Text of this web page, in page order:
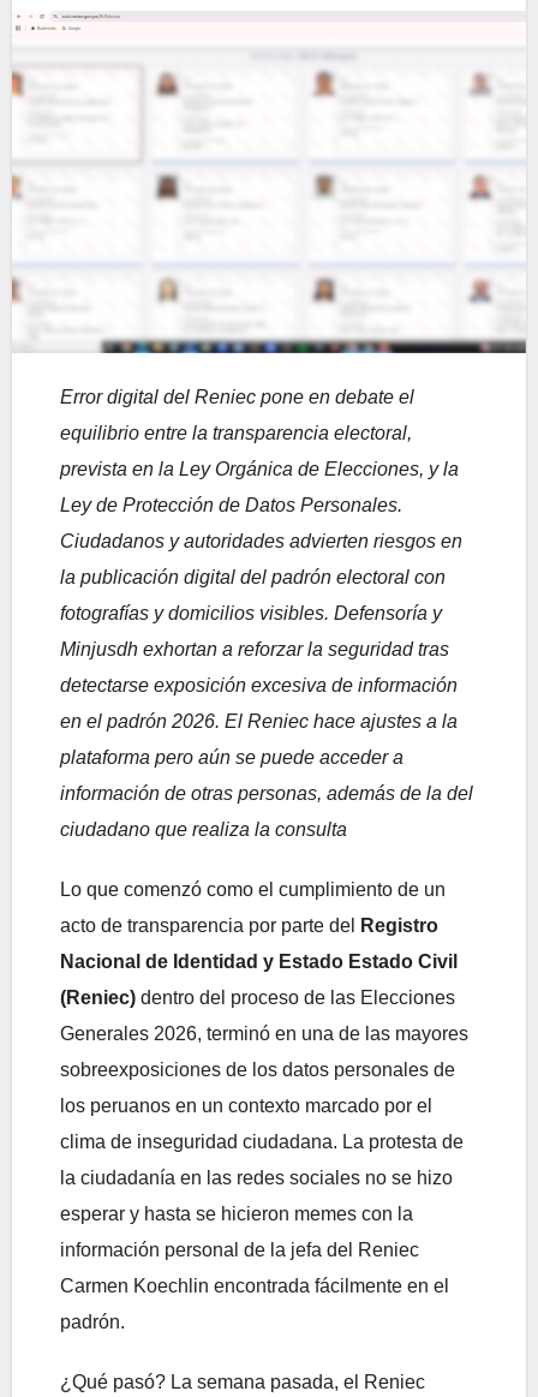
Error digital del Reniec pone en debate el
equilibrio entre la transparencia electoral,
prevista en la Ley Orgánica de Elecciones, y la
Ley de Protección de Datos Personales.
Ciudadanos y autoridades advierten riesgos en
la publicación digital del padrón electoral con
fotografías y domicilios visibles. Defensoría y
Minjusdh exhortan a reforzar la seguridad tras
detectarse exposición excesiva de información
en el padrón 2026. El Reniec hace ajustes a la
plataforma pero aún se puede acceder a
información de otras personas, además de la del
ciudadano que realiza la consulta
Lo que comenzó como el cumplimiento de un
acto de transparencia por parte del
Registro
Nacional de Identidad y Estado Estado Civil
(Reniec) dentro del proceso de las Elecciones
Generales 2026, terminó en una de las mayores
sobreexposiciones de los datos personales de
los peruanos en un contexto marcado por el
clima de inseguridad ciudadana. La protesta de
la ciudadanía en las redes sociales no se hizo
esperar y hasta se hicieron memes con la
información personal de la jefa del Reniec
Carmen Koechlin encontrada fácilmente en el
padrón.
¿Qué pasó? La semana pasada, el Reniec